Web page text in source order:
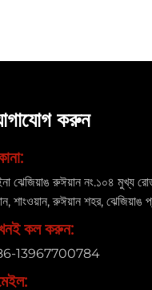
করুন
ঝেজিয়াঙ রুঈয়ান নং.১০৪ মুখ্য
শাংওয়ান, রুঈয়ান শহর, ঝেজিয়াঙ
কল করুন:
13967700784